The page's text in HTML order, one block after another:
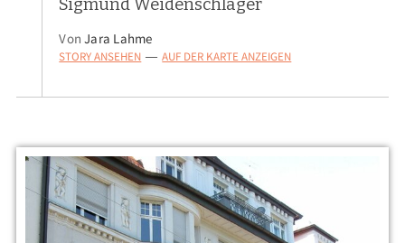
Sigmund Weidenschlager
VonJara Lahme
STORY ANSEHEN — AUF DER KARTE ANZEIGEN